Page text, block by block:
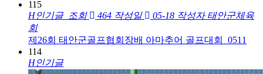
115
H인기글 조회 464 작성일 05-18 작성자 태안군체육
회
제26회 태안군골프협회장배 아마추어 골프대회_0511
114
H인기글